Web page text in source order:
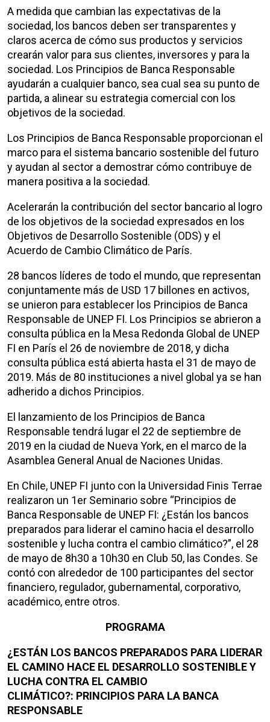
A medida que cambian las expectativas de la
sociedad, los bancos deben ser transparentes y
claros acerca de cómo sus productos y servicios
crearán valor para sus clientes, inversores y para la
sociedad. Los Principios de Banca Responsable
ayudarán a cualquier banco, sea cual sea su punto de
partida, a alinear su estrategia comercial con los
objetivos de la sociedad.
Los Principios de Banca Responsable proporcionan el
marco para el sistema bancario sostenible del futuro
y ayudan al sector a demostrar cómo contribuye de
manera positiva a la sociedad.
Acelerarán la contribución del sector bancario al logro
de los objetivos de la sociedad expresados en los
Objetivos de Desarrollo Sostenible (ODS) y el
Acuerdo de Cambio Climático de París.
28 bancos líderes de todo el mundo, que representan
conjuntamente más de USD 17 billones en activos,
se unieron para establecer los Principios de Banca
Responsable de UNEP FI. Los Principios se abrieron a
consulta pública en la Mesa Redonda Global de UNEP
FI en París el 26 de noviembre de 2018, y dicha
consulta pública está abierta hasta el 31 de mayo de
2019. Más de 80 instituciones a nivel global ya se han
adherido a dichos Principios.
El lanzamiento de los Principios de Banca
Responsable tendrá lugar el 22 de septiembre de
2019 en la ciudad de Nueva York, en el marco de la
Asamblea General Anual de Naciones Unidas.
En Chile, UNEP FI junto con la Universidad Finis Terrae
realizaron un 1er Seminario sobre “Principios de
Banca Responsable de UNEP FI: ¿Están los bancos
preparados para liderar el camino hacia el desarrollo
sostenible y lucha contra el cambio climático?”, el 28
de mayo de 8h30 a 10h30 en Club 50, las Condes. Se
contó con alrededor de 100 participantes del sector
financiero, regulador, gubernamental, corporativo,
académico, entre otros.
PROGRAMA
¿ESTÁN LOS BANCOS PREPARADOS PARA LIDERAR
EL CAMINO HACE EL DESARROLLO SOSTENIBLE Y
LUCHA CONTRA EL CAMBIO
CLIMÁTICO?: PRINCIPIOS PARA LA BANCA
RESPONSABLE